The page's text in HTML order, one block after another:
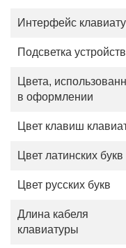
Интерфейс
Подсветка
Цвета,
в оформлении
Цвет клавиш
Цвет латинских букв
Цвет русских букв
Длина кабеля
клавиатуры